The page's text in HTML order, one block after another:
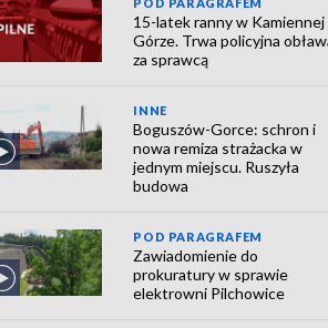
15-latek ranny w Kamiennej
Górze. Trwa policyjna
za sprawcą
INNE
Boguszów-Gorce: schron i
nowa remiza strażacka w
jednym miejscu. Ruszyła
budowa
POD PARAGRAFEM
Zawiadomienie do
prokuratury w sprawie
elektrowni Pilchowice